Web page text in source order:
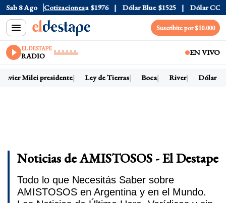
Sab 8 Ago Cotizaciones
Dólar Tarjeta $1976 Dólar Blue $1525 Dólar CCL
Suscribite por $10.000
EL DESTAPE
RADIO EN VIVO
Milei presidente Ley de Tierras Boca River Dólar hoy
Noticias de AMISTOSOS - El Destape
Todo lo que Necesitás Saber sobre
AMISTOSOS en Argentina y en el Mundo.